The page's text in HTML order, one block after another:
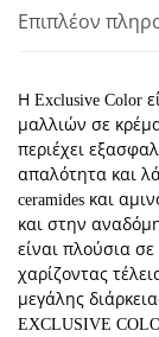
Επιπλέον
Η Exclusive Color
μαλλιών σε
περιέχει
απαλότητα και
ceramides και
και στην
είναι πλούσια σε
χαρίζοντας
μεγάλης
EXCLUSIVE